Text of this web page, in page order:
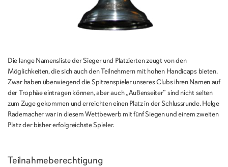
Die lange Namensliste der Sieger und Platzierten zeugt von den
Möglichkeiten, die sich auch den Teilnehmern mit hohen Handicaps bieten.
Zwar haben überwiegend die Spitzenspieler unseres Clubs ihren Namen auf
der Trophäe eintragen können, aber auch „Außenseiter“ sind nicht selten
zum Zuge gekommen und erreichten einen Platz in der Schlussrunde. Helge
Rademacher war in diesem Wettbewerb mit fünf Siegen und einem zweiten
Platz der bisher erfolgreichste Spieler.
Teilnahmeberechtigung